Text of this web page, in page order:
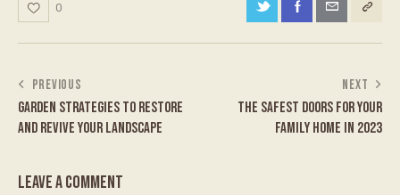
0
PREVIOUS
GARDEN STRATEGIES TO RESTORE
AND REVIVE YOUR LANDSCAPE
NEXT
THE SAFEST DOORS FOR YOUR
FAMILY HOME IN 2023
LEAVE A COMMENT